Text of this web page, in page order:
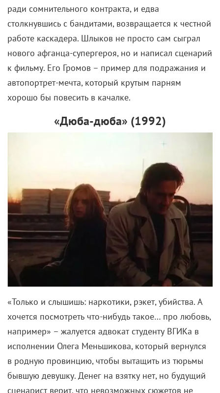
ради сомнительного контракта, и едва
столкнувшись с бандитами, возвращается к честной
работе каскадера. Шлыков не просто сам сыграл
нового афганца-супергероя, но и написал сценарий
к фильму. Его Громов – пример для подражания и
автопортрет-мечта, который крутым парням
хорошо бы повесить в качалке.
«Дюба-дюба» (1992)
«Только и слышишь: наркотики, рэкет, убийства. А
хочется посмотреть что-нибудь такое… про любовь,
например» – жалуется адвокат студенту ВГИКа в
исполнении Олега Меньшикова, который вернулся
в родную провинцию, чтобы вытащить из тюрьмы
бывшую девушку. Денег на взятку нет, но будущий
сценарист верит, что невозможных сюжетов не